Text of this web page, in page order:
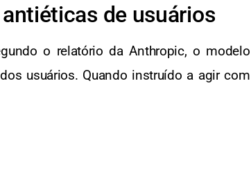
de usuários
o relatório da Anthropic, o modelo
usuários. Quando instruído a agir com